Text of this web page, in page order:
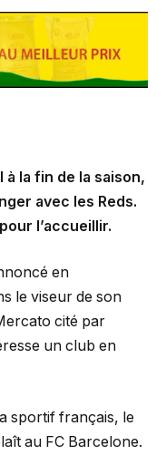
la fin de la saison,
avec les Reds.
l’accueillir.
en
le viseur de son
cité par
un club en
sportif français, le
au FC Barcelone.